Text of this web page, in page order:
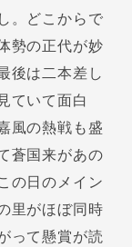
。どこからで
勢の正代が妙
後は二本差し
ていて面白
風の熱戦も盛
蒼国来があの
の日のメイン
里がほぼ同時
って懸賞が読